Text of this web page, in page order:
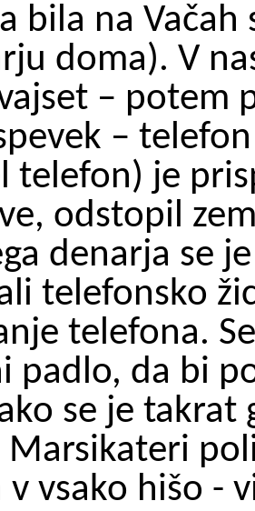
bila na
doma). V
– potem
– telefon
telefon) je
odstopil
denarja se
telefonsko
telefona.
padlo, da bi
se je takrat
v vsako hišo -